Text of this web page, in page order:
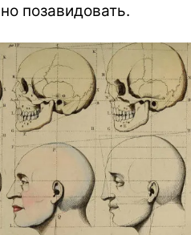
позавидовать.